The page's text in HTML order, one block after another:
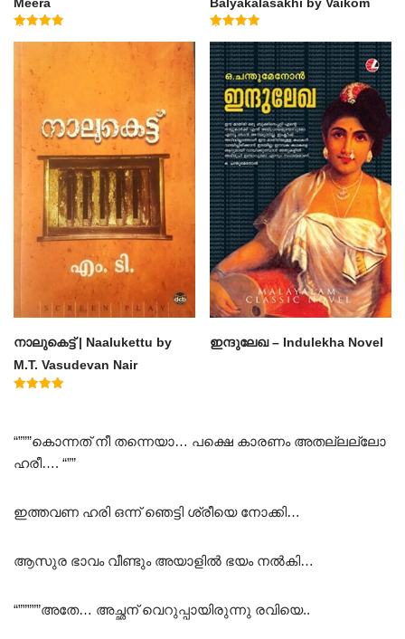
Muhammad Basheer
4.60
out of 5
നാലുകെട്ട് | Naalukettu by
M.T. Vasudevan Nair
ഇന്ദുലേഖ – Indulekha Novel
“”””കൊന്നത് നീ തന്നെയാ… പക്ഷെ കാരണം അതല്ലല്ലോ
ഹരീ…. “””
ഇത്തവണ ഹരി ഒന്ന് ഞെട്ടി ശ്രീയെ നോക്കി…
ആസുര ഭാവം വീണ്ടും അയാളിൽ ഭയം നൽകി…
“”””””അതേ… അച്ഛന് വെറുപ്പായിരുന്നു രവിയെ..